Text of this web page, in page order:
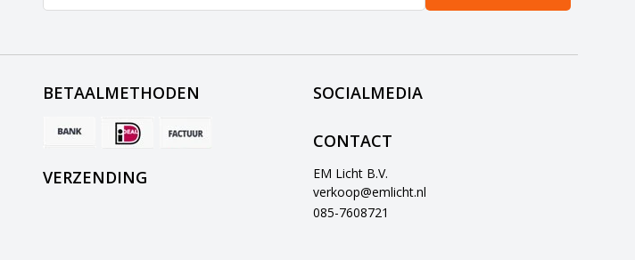
BETAALMETHODEN
VERZENDING
SOCIALMEDIA
CONTACT
EM Licht B.V.
verkoop@emlicht.nl
085-7608721